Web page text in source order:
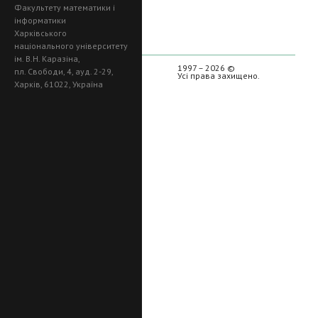
Факультету математики і
інформатики
Харківського
національного університету
ім. В.Н. Каразіна,
пл. Свободи, 4, ауд. 2-29,
Харків, 61022, Україна
1997 – 2026 ©
Усі права захищено.